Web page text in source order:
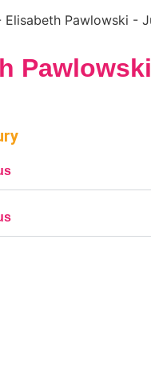
Pawlowski